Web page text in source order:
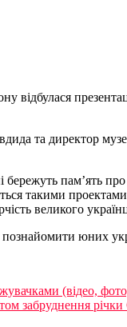
та директор
пам’ять про
такими
великого
юних
(відео,
забруднення річки